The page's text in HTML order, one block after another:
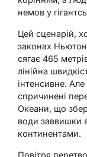
немов у
Цей сценарій,
законах
сягає 465
лінійна
інтенсивне.
спричинені
Океани, що
води заввишки
континентами.
Повітря